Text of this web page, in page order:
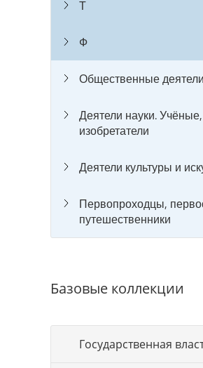
Т
Ф
Общественные деятели
Деятели науки.
изобретатели
Деятели культуры и
Первопроходцы,
путешественники
Базовые коллекции
Государственная